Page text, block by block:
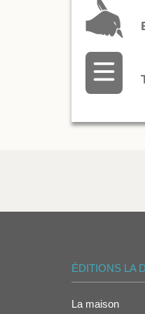
ÉDITIONS LA
La maison